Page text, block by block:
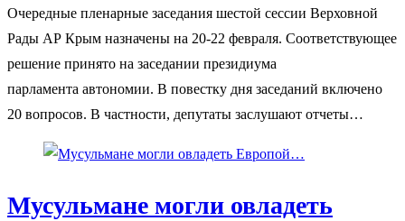
Очередные пленарные заседания шестой сессии Верховной
Рады АР Крым назначены на 20-22 февраля. Соответствующее
решение принято на заседании президиума
парламента автономии. В повестку дня заседаний включено
20 вопросов. В частности, депутаты заслушают отчеты…
Мусульмане могли овладеть